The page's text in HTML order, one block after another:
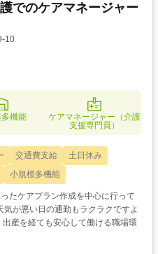
でのケアマネージャー
10
機能
ケアマネージャー（介護
支援専門員）
交通費支給
土日休み
小規模多機能
たケアプラン作成を中心に行って
が悪い日の通勤もラクラクですよ